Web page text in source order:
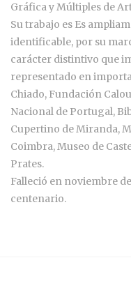
Gráfica y Múltiples de
Su trabajo es Es
identificable, por su
carácter distintivo que
representado en
Chiado, Fundación
Nacional de Portugal,
Cupertino de Miranda,
Coimbra, Museo de
Prates.
Falleció en noviembre
centenario.